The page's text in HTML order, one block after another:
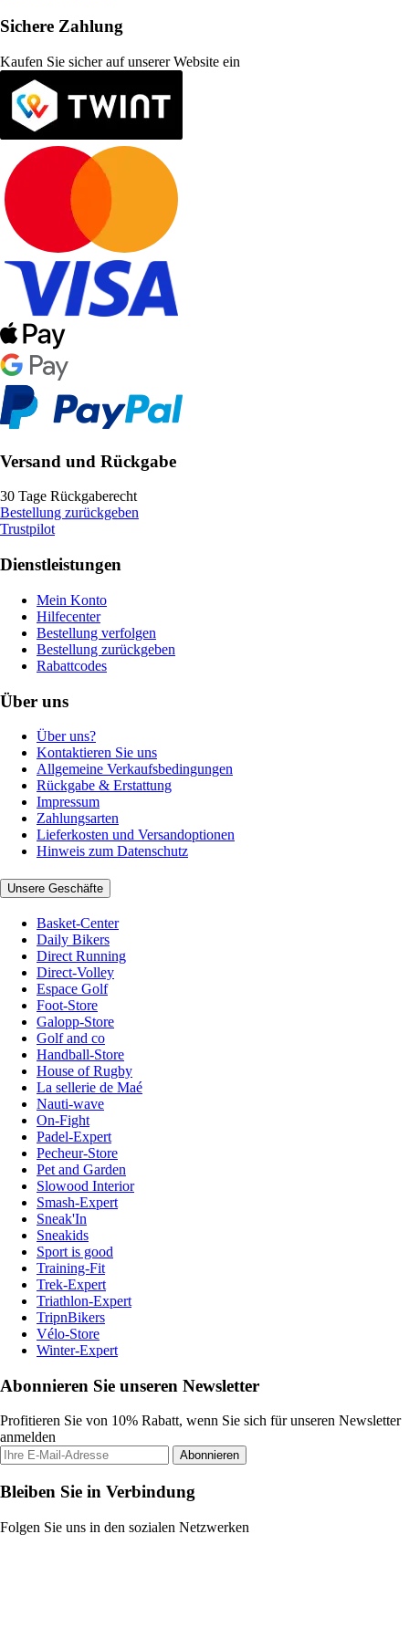
Sichere Zahlung
Kaufen Sie sicher auf unserer Website ein
Versand und Rückgabe
30 Tage Rückgaberecht
Bestellung zurückgeben
Trustpilot
Dienstleistungen
Mein Konto
Hilfecenter
Bestellung verfolgen
Bestellung zurückgeben
Rabattcodes
Über uns
Über uns?
Kontaktieren Sie uns
Allgemeine Verkaufsbedingungen
Rückgabe & Erstattung
Impressum
Zahlungsarten
Lieferkosten und Versandoptionen
Hinweis zum Datenschutz
Unsere Geschäfte
Basket-Center
Daily Bikers
Direct Running
Direct-Volley
Espace Golf
Foot-Store
Galopp-Store
Golf and co
Handball-Store
House of Rugby
La sellerie de Maé
Nauti-wave
On-Fight
Padel-Expert
Pecheur-Store
Pet and Garden
Slowood Interior
Smash-Expert
Sneak'In
Sneakids
Sport is good
Training-Fit
Trek-Expert
Triathlon-Expert
TripnBikers
Vélo-Store
Winter-Expert
Abonnieren Sie unseren Newsletter
Profitieren Sie von 10% Rabatt, wenn Sie sich für unseren Newsletter
anmelden
Abonnieren
Bleiben Sie in Verbindung
Folgen Sie uns in den sozialen Netzwerken